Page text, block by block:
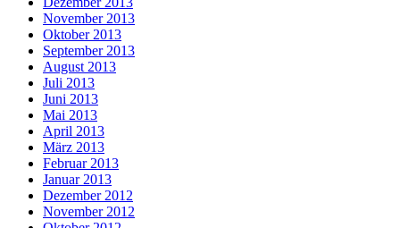
November 2013
Oktober 2013
September 2013
August 2013
Juli 2013
Juni 2013
Mai 2013
April 2013
März 2013
Februar 2013
Januar 2013
Dezember 2012
November 2012